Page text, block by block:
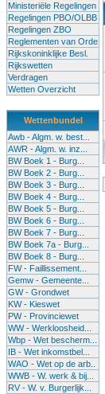
Ministeriële Regelingen
Regelingen PBO/OLBB
Regelingen ZBO
Reglementen van Orde
Rijkskoninklijke Besl.
Rijkswetten
Verdragen
Wetten Overzicht
Wettenbundel
Awb - Algm. w. best...
AWR - Algm. w. inz...
BW Boek 1 - Burg...
BW Boek 2 - Burg...
BW Boek 3 - Burg...
BW Boek 4 - Burg...
BW Boek 5 - Burg...
BW Boek 6 - Burg...
BW Boek 7 - Burg...
BW Boek 7a - Burg...
BW Boek 8 - Burg...
FW - Faillissement...
Gemw - Gemeente...
GW - Grondwet
KW - Kieswet
PW - Provinciewet
WW - Werkloosheid...
Wbp - Wet bescherm...
IB - Wet inkomstbel...
WAO - Wet op de arb..
WWB - W. werk & bij...
RV - W. v. Burgerlijk...